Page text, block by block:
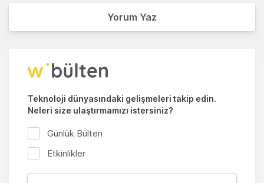
Yorum Yaz
Teknoloji dünyasındaki gelişmeleri takip edin.
Neleri size ulaştırmamızı istersiniz?
Günlük Bülten
Etkinlikler